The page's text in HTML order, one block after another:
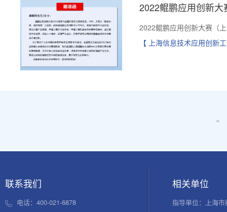
2022鲲鹏应用创新
2022鲲鹏应用创新大赛（
【 上海信息技术应用创新
«
联系我们
电话：400-021-6878
相关单位
指导单位：上海